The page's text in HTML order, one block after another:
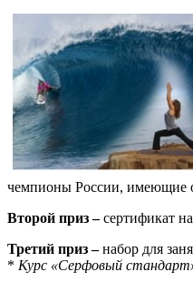
чемпионы России, имеющие
Второй приз –сертификат
Третий приз –набор для
* Курс «Серфовый